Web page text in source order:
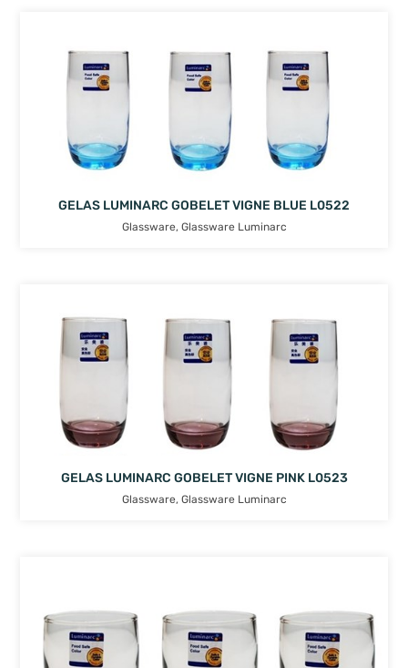
GELAS LUMINARC GOBELET VIGNE BLUE L0522
Glassware, Glassware Luminarc
GELAS LUMINARC GOBELET VIGNE PINK L0523
Glassware, Glassware Luminarc